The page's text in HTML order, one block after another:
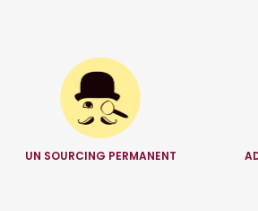
UN SOURCING PERMANENT